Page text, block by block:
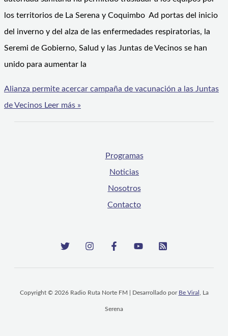
los territorios de La Serena y Coquimbo Ad portas del inicio
del inverno y del alza de las enfermedades respiratorias, la
Seremi de Gobierno, Salud y las Juntas de Vecinos se han
unido para aumentar la
Alianza permite acercar campaña de vacunación a las Juntas
de Vecinos Leer más »
Programas
Noticias
Nosotros
Contacto
Copyright © 2026 Radio Ruta Norte FM | Desarrollado por Be Viral , La
Serena